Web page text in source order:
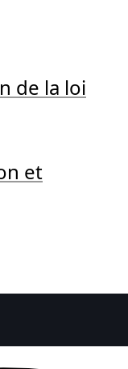
de la loi
et